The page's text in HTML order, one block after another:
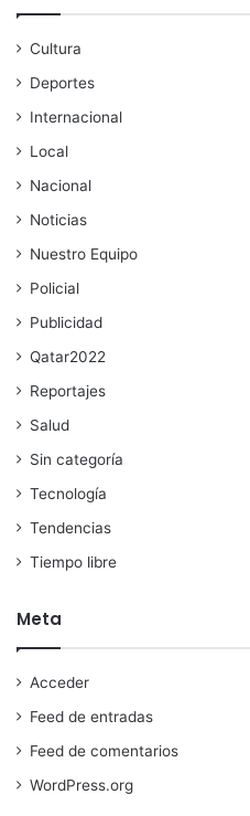
Cultura
Deportes
Internacional
Local
Nacional
Noticias
Nuestro Equipo
Policial
Publicidad
Qatar2022
Reportajes
Salud
Sin categoría
Tecnología
Tendencias
Tiempo libre
Meta
Acceder
Feed de entradas
Feed de comentarios
WordPress.org